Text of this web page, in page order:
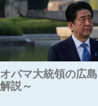
オバマ大統領の広
解説～